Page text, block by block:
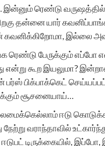
இன்னும் ரெண்டு வருஷத்தில்
தன்னை யார்
இல்லை
ரெண்டு பேருக்கும் எப்போ
என்று கூற இயலுமா?
பர்ஸ் பிக்பாக்கெட்
சூசனையாய்…
ஈடு கொடுக்க
வராந்தாவில்
டிருக்கையில்,